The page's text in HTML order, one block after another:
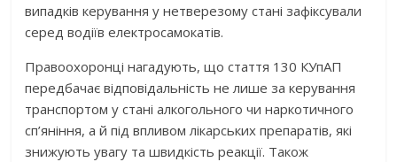
випадків керування у нетверезому стані зафіксували
серед водіїв електросамокатів.
Правоохоронці нагадують, що стаття 130 КУпАП
передбачає відповідальність не лише за керування
транспортом у стані алкогольного чи наркотичного
сп’яніння, а й під впливом лікарських препаратів, які
знижують увагу та швидкість реакції. Також